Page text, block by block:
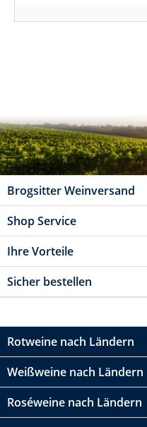
Brogsitter Weinversand
Shop Service
Ihre Vorteile
Sicher bestellen
Rotweine nach Ländern
Weißweine nach Ländern
Roséweine nach Ländern